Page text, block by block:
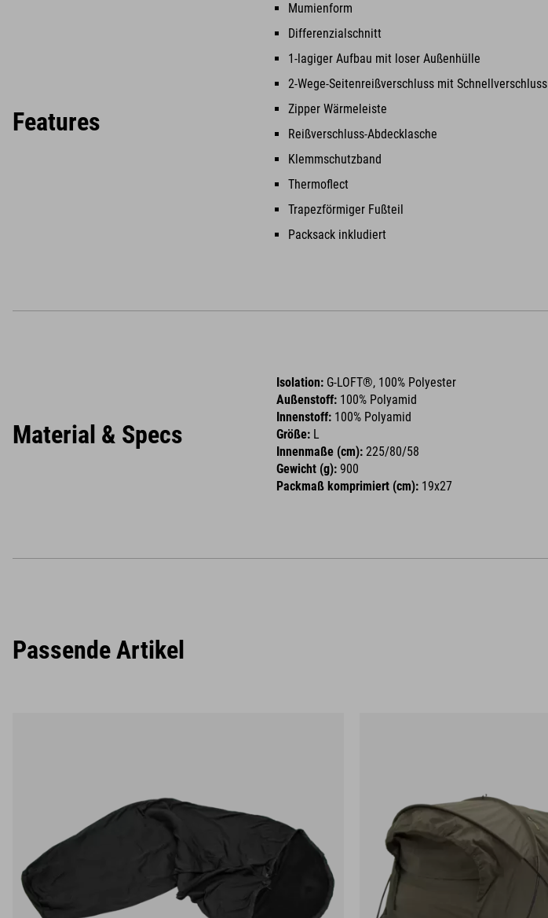
Features
Mumienform
Differenzialschnitt
1-lagiger Aufbau mit loser Außenhülle
2-Wege-Seitenreißverschluss mit Schnellverschluss
Zipper Wärmeleiste
Reißverschluss-Abdecklasche
Klemmschutzband
Thermoflect
Trapezförmiger Fußteil
Packsack inkludiert
Material & Specs
Isolation: G-LOFT®, 100% Polyester
Außenstoff: 100% Polyamid
Innenstoff: 100% Polyamid
Größe: L
Innenmaße (cm): 225/80/58
Gewicht (g): 900
Packmaß komprimiert (cm): 19x27
Passende Artikel